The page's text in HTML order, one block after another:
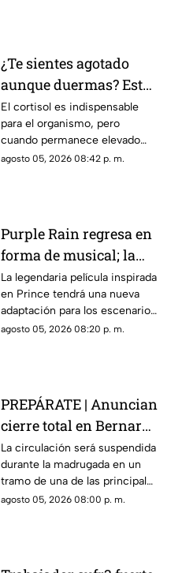
¿Te sientes agotado
aunque duermas? Estos
hábitos pueden ayudar
a regular el cortisol
El cortisol es indispensable
para el organismo, pero
cuando permanece elevado
por largos periodos puede
agosto 05, 2026 08:42 p. m.
Purple Rain regresa en
forma de musical; la
historia de Prince
llegará renovada
La legendaria película inspirada
en Prince tendrá una nueva
adaptación para los escenarios
con un enfoque distinto al de
agosto 05, 2026 08:20 p. m.
PREPÁRATE | Anuncian
cierre total en Bernardo
Quintana; este será el
horario
La circulación será suspendida
durante la madrugada en un
tramo de una de las principales
vialidades de Querétaro.
agosto 05, 2026 08:00 p. m.